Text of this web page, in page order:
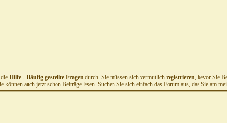
Hilfe - Häufig gestellte Fragen durch. Sie müssen sich vermutlich registrieren, bevor Sie
können auch jetzt schon Beiträge lesen. Suchen Sie sich einfach das Forum aus, das Sie am